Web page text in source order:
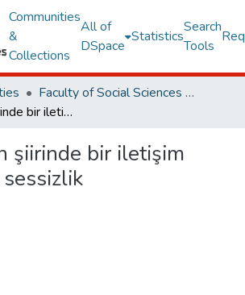
Communities
&
Collections
All of
DSpace
Statistics
Search
Tools
Faculty of Social Sciences and Humanities
Dan Pagis’in şiirinde bir iletişim aracı olarak sessizlik
şiirinde bir iletişim
sessizlik